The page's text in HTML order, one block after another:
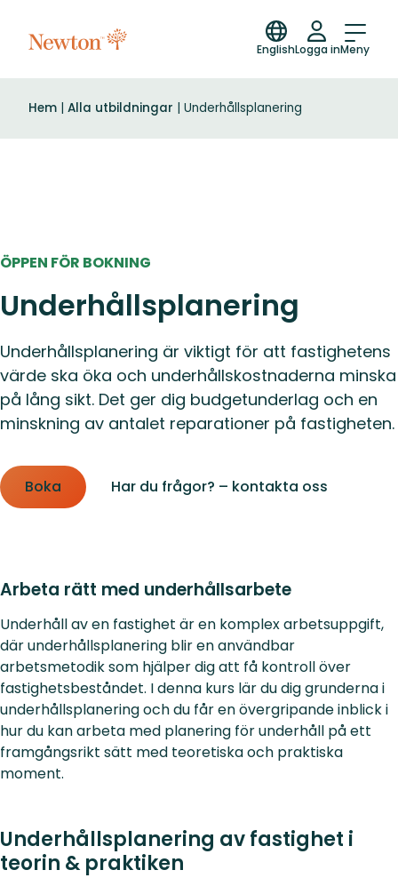
EnglishLogga inMeny
Hem | Alla utbildningar | Underhållsplanering
ÖPPEN FÖR BOKNING
Underhållsplanering
Underhållsplanering är viktigt för att fastighetens
värde ska öka och underhållskostnaderna minska
på lång sikt. Det ger dig budgetunderlag och en
minskning av antalet reparationer på fastigheten.
Boka Har du frågor? – kontakta oss
Arbeta rätt med underhållsarbete
Underhåll av en fastighet är en komplex arbetsuppgift,
där underhållsplanering blir en användbar
arbetsmetodik som hjälper dig att få kontroll över
fastighetsbeståndet. I denna kurs lär du dig grunderna i
underhållsplanering och du får en övergripande inblick i
hur du kan arbeta med planering för underhåll på ett
framgångsrikt sätt med teoretiska och praktiska
moment.
Underhållsplanering av fastighet i
teorin & praktiken